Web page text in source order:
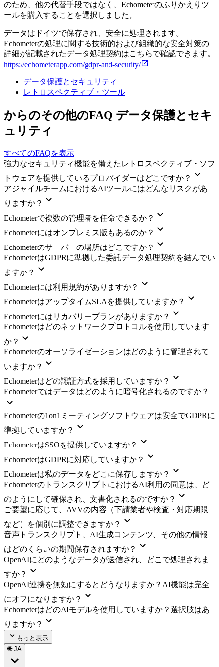
のため、他の代替手段ではなく、Echometerのふりかえりツ
ールを購入することを選択しました。
データはドイツで保存され、安全に処理されます。
Echometerの処理に関する技術的および組織的な安全対策の
詳細が記載されたデータ処理契約はこちらで確認できます。
https://echometerapp.com/gdpr-and-security/
データ保護とセキュリティ
レトロスペクティブ・ツール
からのその他のFAQ データ保護とセキ
ュリティ
すべてのFAQを表示
強力なセキュリティ機能を備えたレトロスペクティブ・ソフ
トウェアを提供しているプロバイダーはどこですか？
アジャイルチームにおけるAIツールにはどんなリスクがあ
りますか？
Echometerで複数の管理者を任命できるか？
Echometerにはオンプレミス版もあるのか？
Echometerのサーバーの場所はどこですか？
EchometerはGDPRに準拠した委託データ処理契約を結んでい
ますか？
Echometerには利用規約がありますか？
EchometerはアップタイムSLAを提供していますか？
Echometerにはリカバリープランがありますか？
Echometerはどのネットワークプロトコルを使用しています
か？
Echometerのオーソライゼーションはどのように管理されて
いますか？
Echometerはどの認証方式を採用していますか？
Echometerではデータはどのように暗号化されるのですか？
Echometerの1on1ミーティングソフトウェアは安全でGDPRに
準拠していますか？
EchometerはSSOを提供していますか？
EchometerはGDPRに対応していますか？
Echometerは私のデータをどこに保存しますか？
EchometerのトランスクリプトにおけるAI利用の同意は、ど
のようにして確保され、文書化されるのですか？
ご要望に応じて、AVVの内容（下請業者や検査・対応期限
など）を個別に調整できますか？
音声トランスクリプト、AI生成コンテンツ、その他の情報
はどのくらいの期間保存されますか？
OpenAIにどのようなデータが送信され、どこで処理されま
すか？
OpenAI連携を無効にするとどうなりますか？AI機能は完全
にオフになりますか？
EchometerはどのAIモデルを使用していますか？選択肢はあ
りますか？
もっと表示
🌐 JA